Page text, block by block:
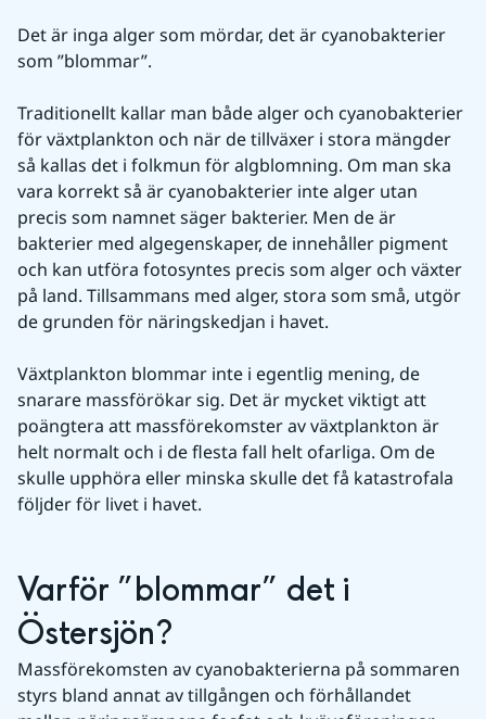
Det är inga alger som mördar, det är cyanobakterier
som ”blommar”.
Traditionellt kallar man både alger och cyanobakterier
för växtplankton och när de tillväxer i stora mängder
så kallas det i folkmun för algblomning. Om man ska
vara korrekt så är cyanobakterier inte alger utan
precis som namnet säger bakterier. Men de är
bakterier med algegenskaper, de innehåller pigment
och kan utföra fotosyntes precis som alger och växter
på land. Tillsammans med alger, stora som små, utgör
de grunden för näringskedjan i havet.
Växtplankton blommar inte i egentlig mening, de
snarare massförökar sig. Det är mycket viktigt att
poängtera att massförekomster av växtplankton är
helt normalt och i de flesta fall helt ofarliga. Om de
skulle upphöra eller minska skulle det få katastrofala
följder för livet i havet.
Varför ”blommar” det i
Östersjön?
Massförekomsten av cyanobakterierna på sommaren
styrs bland annat av tillgången och förhållandet